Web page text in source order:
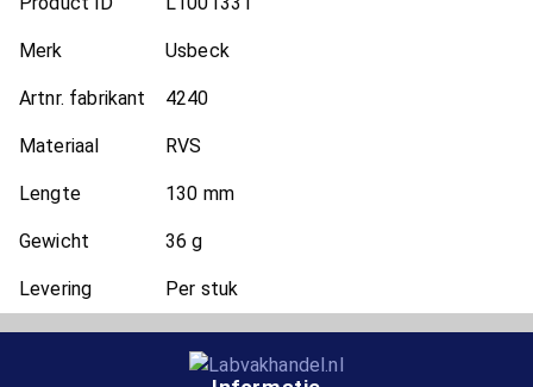
Merk Usbeck
Artnr. fabrikant 4240
Materiaal RVS
Lengte 130 mm
Gewicht 36 g
Levering Per stuk